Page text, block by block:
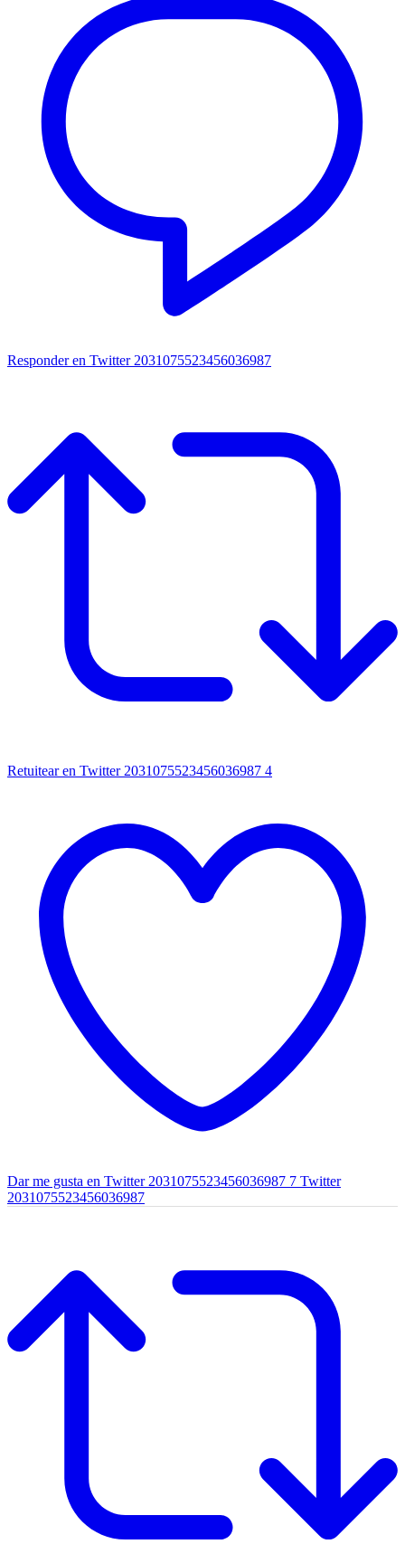
Responder en Twitter 2031075523456036987
Retuitear en Twitter 2031075523456036987 4
Dar me gusta en Twitter 2031075523456036987 7 Twitter
2031075523456036987